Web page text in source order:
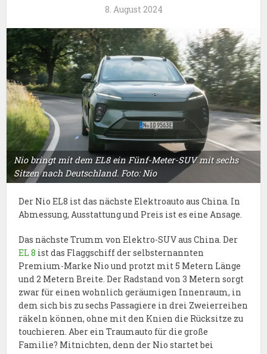
8. August 2024
Nio bringt mit dem EL8 ein Fünf-Meter-SUV mit sechs
Sitzen nach Deutschland. Foto: Nio
Der Nio EL8 ist das nächste Elektroauto aus China. In
Abmessung, Ausstattung und Preis ist es eine Ansage.
Das nächste Trumm von Elektro-SUV aus China. Der
EL 8 ist das Flaggschiff der selbsternannten
Premium-Marke Nio und protzt mit 5 Metern Länge
und 2 Metern Breite. Der Radstand von 3 Metern sorgt
zwar für einen wohnlich geräumigen Innenraum, in
dem sich bis zu sechs Passagiere in drei Zweierreihen
räkeln können, ohne mit den Knien die Rücksitze zu
touchieren. Aber ein Traumauto für die große
Familie? Mitnichten, denn der Nio startet bei